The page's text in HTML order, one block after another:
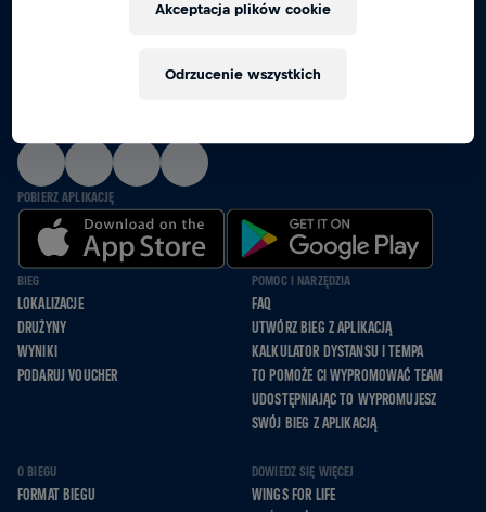
RAZEM BIEGNIEMY, JEDZIEMY NA WÓZKACH I
POBIERZ APLIKACJĘ
BIEG
LOKALIZACJE
DRUŻYNY
WYNIKI
PODARUJ VOUCHER
POMOC I NARZĘDZIA
FAQ
UTWÓRZ BIEG Z APLIKACJĄ
KALKULATOR DYSTANSU I TEMPA
TO POMOŻE CI WYPROMOWAĆ TEAM
UDOSTĘPNIAJĄC TO WYPROMUJESZ
SWÓJ BIEG Z APLIKACJĄ
O BIEGU
FORMAT BIEGU
DOWIEDZ SIĘ WIĘCEJ
WINGS FOR LIFE
Odrzucenie wszystkich
Akceptacja plików cookie